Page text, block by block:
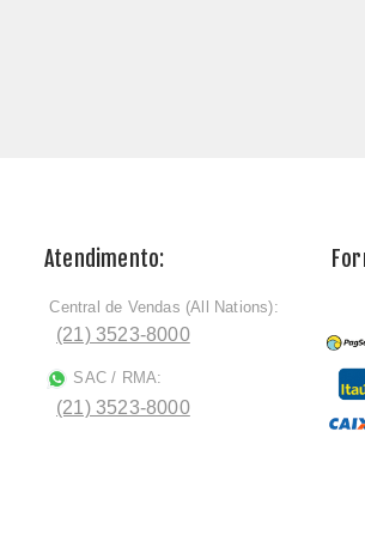
Atendimento:
ﾠCentral de Vendas (All Nations):
(21) 3523-8000
SAC / RMA:
(21) 3523-8000